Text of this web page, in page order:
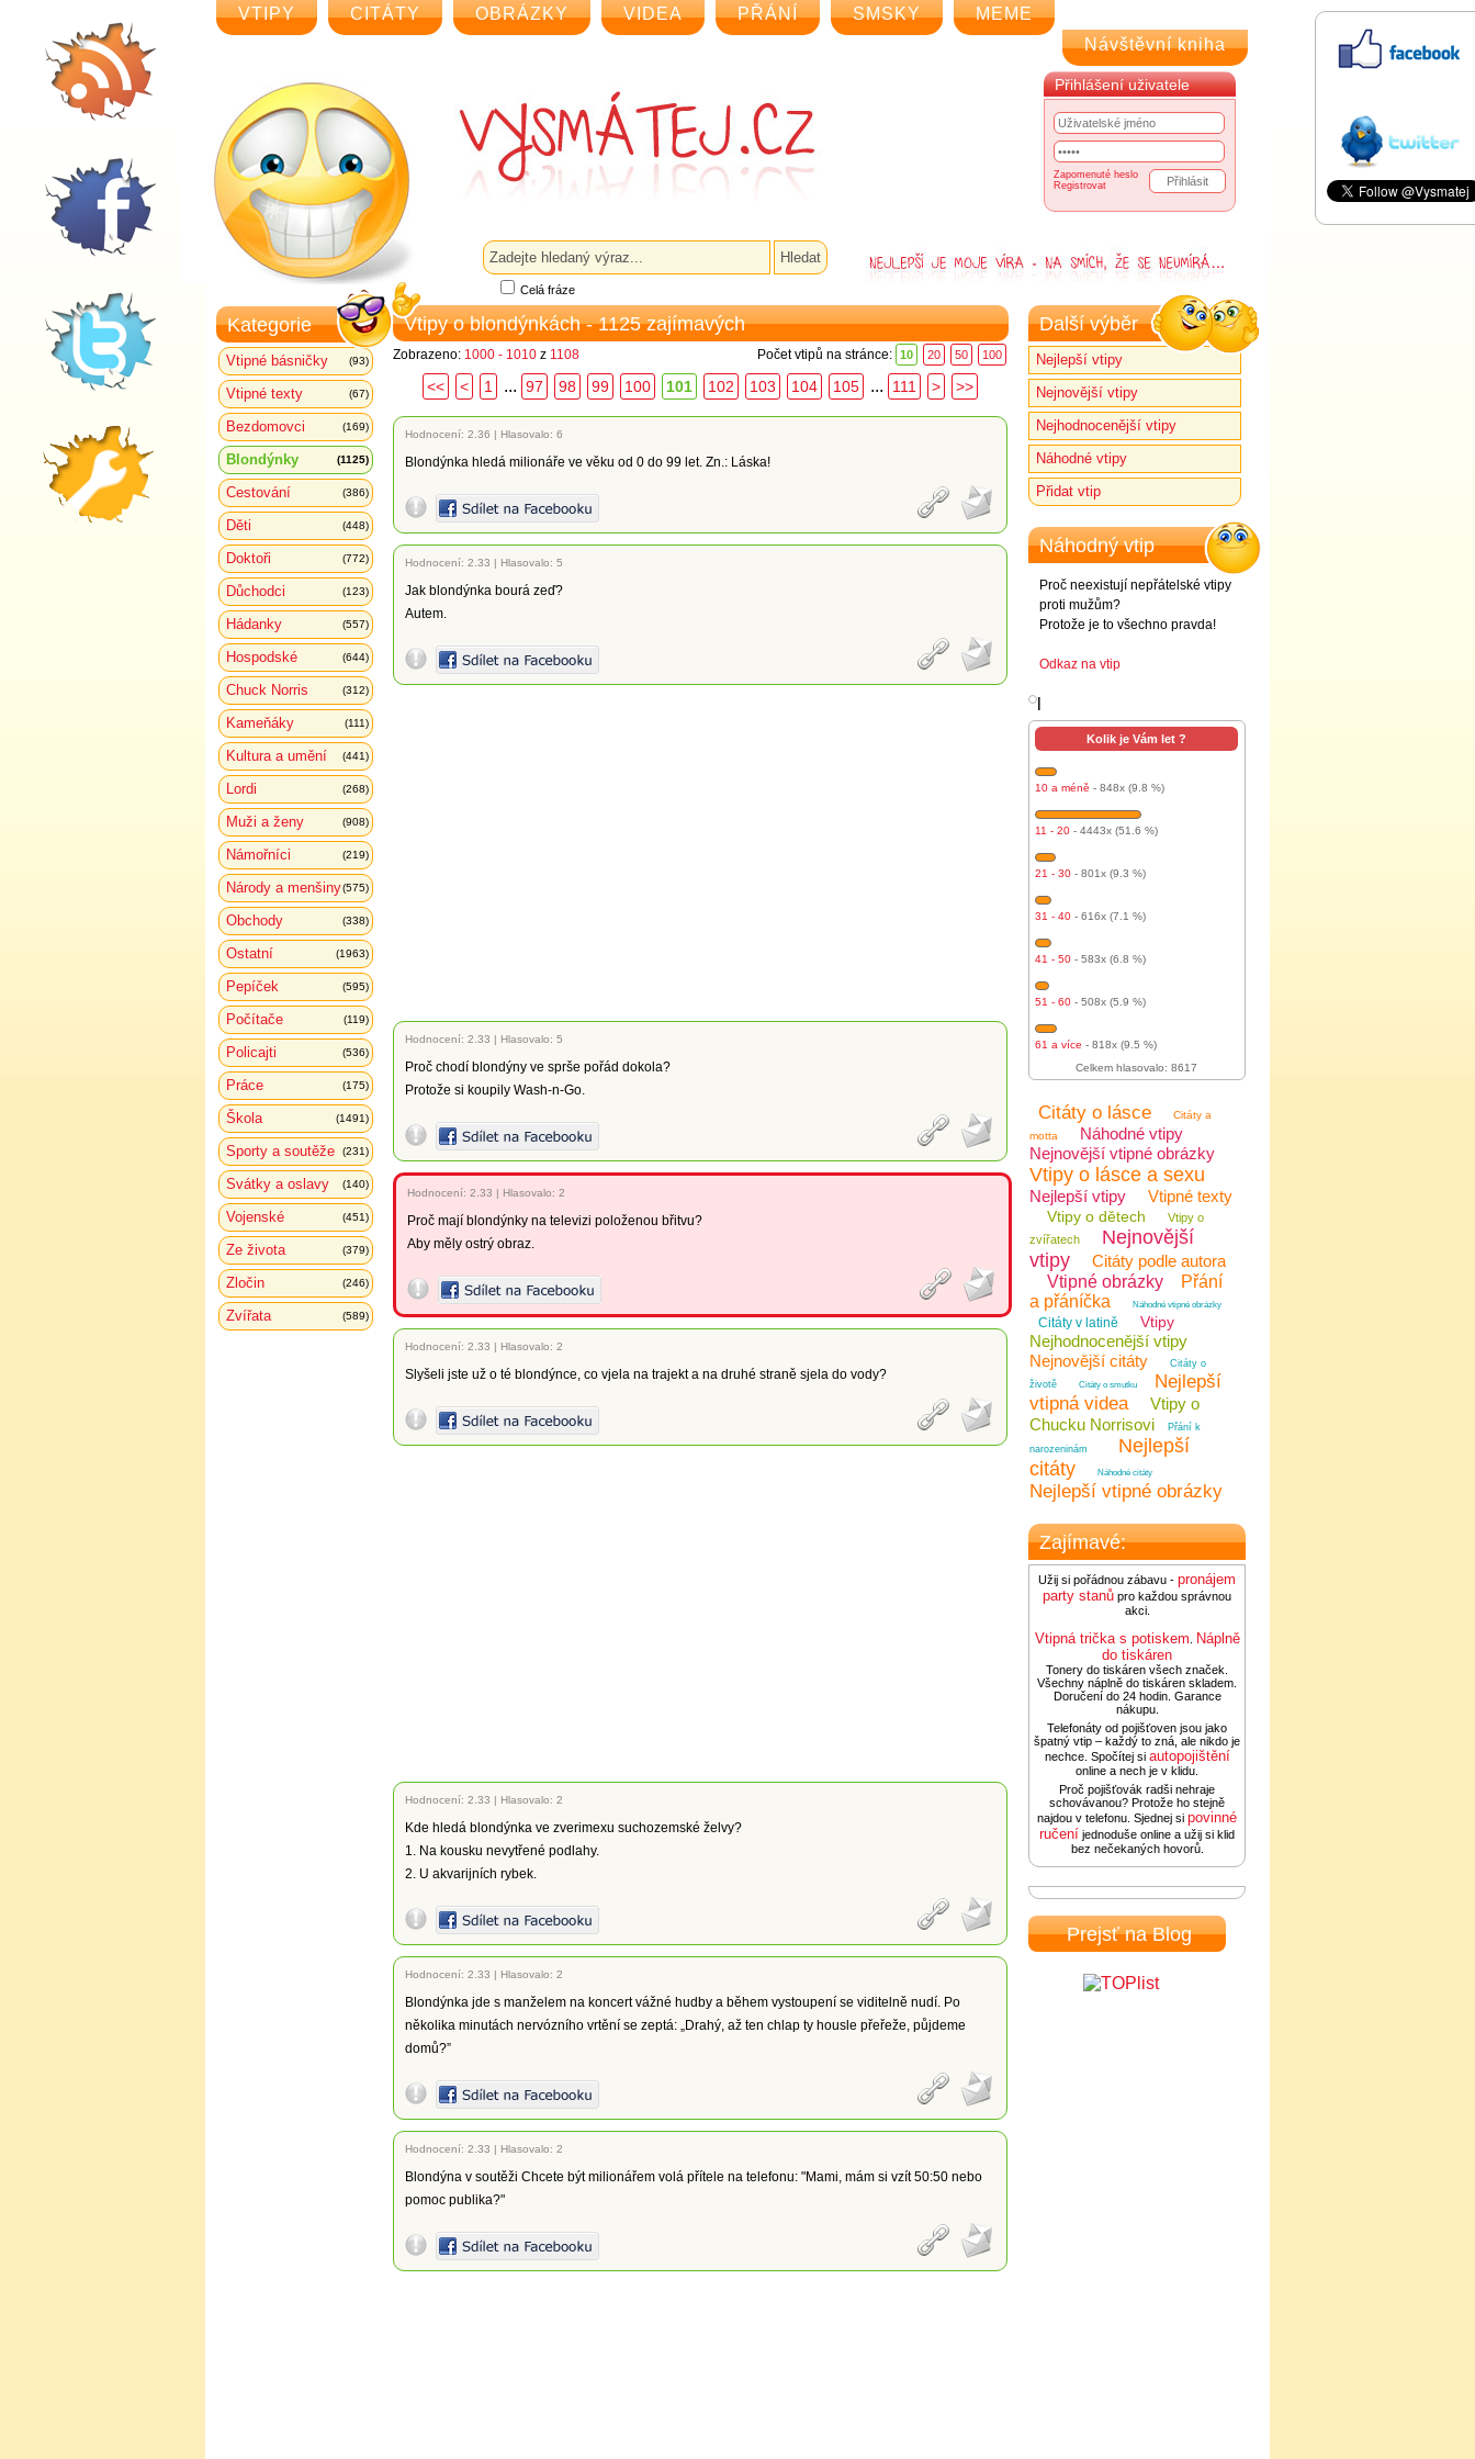
VTIPY CITÁTY OBRÁZKY VIDEA PŘÁNÍ SMSKY
MEME
Návštěvní kniha
Přihlášení uživatele
Zapomenuté heslo
Registrovat
Celá fráze
Kategorie
Vtipné básničky (93)
Vtipné texty (67)
Bezdomovci (169)
Blondýnky (1125)
Cestování (386)
Děti (448)
Doktoři (772)
Důchodci (123)
Hádanky (557)
Hospodské (644)
Chuck Norris (312)
Kameňáky (111)
Kultura a umění (441)
Lordi (268)
Muži a ženy (908)
Námořníci (219)
Národy a menšiny(575)
Obchody (338)
Ostatní (1963)
Pepíček (595)
Počítače (119)
Policajti (536)
Práce (175)
Škola (1491)
Sporty a soutěže (231)
Svátky a oslavy (140)
Vojenské (451)
Ze života (379)
Zločin (246)
Zvířata (589)
Vtipy o blondýnkách - 1125 zajímavých
Zobrazeno: 1000 - 1010 z 1108 Počet vtipů na stránce: 10 20 50 100
<< < 1 ... 97 98 99 100 101 102 103 104 105 ... 111 > >>
Hodnocení: 2.36 | Hlasovalo: 6
Blondýnka hledá milionáře ve věku od 0 do 99 let. Zn.: Láska!
Hodnocení: 2.33 | Hlasovalo: 5
Jak blondýnka bourá zeď?
Autem.
Hodnocení: 2.33 | Hlasovalo: 5
Proč chodí blondýny ve sprše pořád dokola?
Protože si koupily Wash-n-Go.
Hodnocení: 2.33 | Hlasovalo: 2
Proč mají blondýnky na televizi položenou břitvu?
Aby měly ostrý obraz.
Hodnocení: 2.33 | Hlasovalo: 2
Slyšeli jste už o té blondýnce, co vjela na trajekt a na druhé straně sjela do vody?
Hodnocení: 2.33 | Hlasovalo: 2
Kde hledá blondýnka ve zverimexu suchozemské želvy?
1. Na kousku nevytřené podlahy.
2. U akvarijních rybek.
Hodnocení: 2.33 | Hlasovalo: 2
Blondýnka jde s manželem na koncert vážné hudby a během vystoupení se viditelně nudí. Po
několika minutách nervózního vrtění se zeptá: „Drahý, až ten chlap ty housle přeřeže, půjdeme
domů?”
Hodnocení: 2.33 | Hlasovalo: 2
Blondýna v soutěži Chcete být milionářem volá přítele na telefonu: "Mami, mám si vzít 50:50 nebo
pomoc publika?"
Další výběr
Nejlepší vtipy
Nejnovější vtipy
Nejhodnocenější vtipy
Náhodné vtipy
Přidat vtip
Náhodný vtip
Proč neexistují nepřátelské vtipy
proti mužům?
Protože je to všechno pravda!
Odkaz na vtip
Kolik je Vám let ?
10 a méně - 848x (9.8 %)
11 - 20 - 4443x (51.6 %)
21 - 30 - 801x (9.3 %)
31 - 40 - 616x (7.1 %)
41 - 50 - 583x (6.8 %)
51 - 60 - 508x (5.9 %)
61 a více - 818x (9.5 %)
Celkem hlasovalo: 8617
Citáty o lásce
Citáty a
motta
Náhodné vtipy
Nejnovější vtipné obrázky
Vtipy o lásce a sexu
Nejlepší vtipy Vtipné texty
Vtipy o dětech
Vtipy o
zvířatech
Nejnovější
vtipy
Citáty podle autora
Vtipné obrázky
Přání
a přáníčka
Náhodné vtipné obrázky
Citáty v latině Vtipy
Nejhodnocenější vtipy
Nejnovější citáty
Citáty o
životě
Citáty o smutku
Nejlepší
vtipná videa
Vtipy o
Chucku Norrisovi
Přání k
narozeninám
Nejlepší
citáty
Náhodné citáty
Nejlepší vtipné obrázky
Zajímavé:
Užij si pořádnou zábavu - pronájem
party stanů pro každou správnou
akci.
Vtipná trička s potiskem Náplně
do tiskáren
Tonery do tiskáren všech značek.
Všechny náplně do tiskáren skladem.
Doručení do 24 hodin. Garance
nákupu.
Telefonáty od pojišťoven jsou jako
špatný vtip – každý to zná, ale nikdo je
nechce. Spočítej si autopojištění
online a nech je v klidu.
Proč pojišťovák radši nehraje
schovávanou? Protože ho stejně
najdou v telefonu. Sjednej si povinné
ručení jednoduše online a užij si klid
bez nečekaných hovorů.
Prejsť na Blog